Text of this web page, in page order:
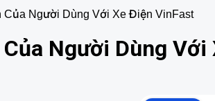
Của Người Dùng Với Xe Điện VinFast
Người Dùng Với